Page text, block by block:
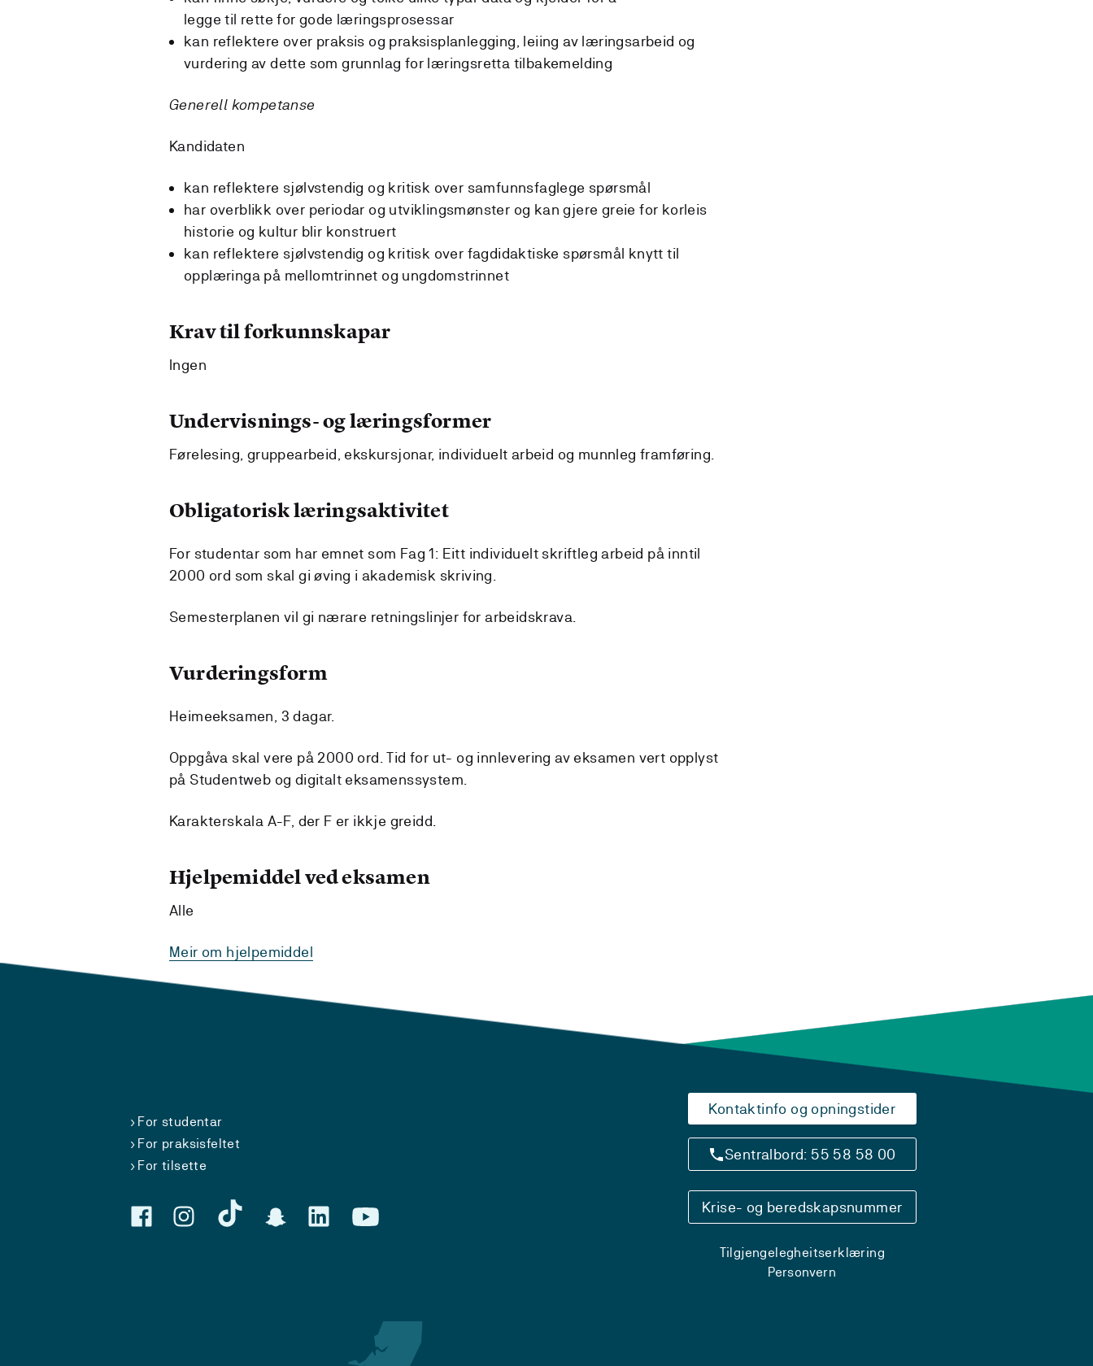
legge til rette for gode læringsprosessar
kan reflektere over praksis og praksisplanlegging, leiing av læringsarbeid og
vurdering av dette som grunnlag for læringsretta tilbakemelding
Generell kompetanse
Kandidaten
kan reflektere sjølvstendig og kritisk over samfunnsfaglege spørsmål
har overblikk over periodar og utviklingsmønster og kan gjere greie for korleis
historie og kultur blir konstruert
kan reflektere sjølvstendig og kritisk over fagdidaktiske spørsmål knytt til
opplæringa på mellomtrinnet og ungdomstrinnet
Krav til forkunnskapar
Ingen
Undervisnings- og læringsformer
Førelesing, gruppearbeid, ekskursjonar, individuelt arbeid og munnleg framføring.
Obligatorisk læringsaktivitet
For studentar som har emnet som Fag 1: Eitt individuelt skriftleg arbeid på inntil
2000 ord som skal gi øving i akademisk skriving.
Semesterplanen vil gi nærare retningslinjer for arbeidskrava.
Vurderingsform
Heimeeksamen, 3 dagar.
Oppgåva skal vere på 2000 ord. Tid for ut- og innlevering av eksamen vert opplyst
på Studentweb og digitalt eksamenssystem.
Karakterskala A-F, der F er ikkje greidd.
Hjelpemiddel ved eksamen
Alle
Meir om hjelpemiddel
For studentar
For praksisfeltet
For tilsette
Kontaktinfo og opningstider
Sentralbord: 55 58 58 00
Krise- og beredskapsnummer
Tilgjengelegheitserklæring
Personvern